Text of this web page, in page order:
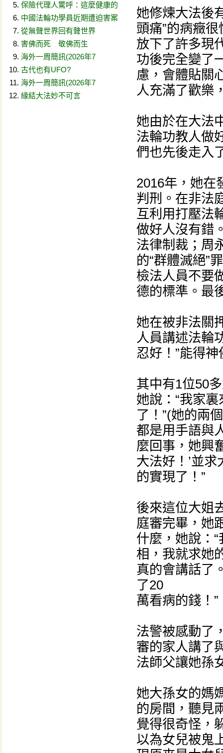
保險代理人驚呼：這麼健康的
中國法輪功學員近期遭迫害案
從無聲世界回有聲世界
害佛而死 敬佛而生
海外一周簡訊(2026年7
古代也有UFO?
海外一周簡訊(2026年7
緣結大法妙不可言
她修煉大法後
頭痛”的病癥
放下了許多現
功後完全變了
慮，會體貼關
人充滿了歡樂
她由於在大法
法輪功教人做
們也先後走入
2016年，她在
判刑。在非法
互利用打壓法
做好人沒有錯
法律制裁；周
的“群體滅絕”
檢法人員不要
德的標準。最
她在被非法關
人員講述法輪
忍好！”能得
其中有1位50
她說：“我家
了！”(她的兩
都是用手語與
麼回事，她興
大法好！’並
的實現了！”
後來這位大姐
庭審完畢，她
什麼，她說：
相，我就求她
真的會講話了
了20
萬看病的錢！”
法警被感動了
審的家人講了
法師父讓她孫
她大孫女的媽
的房間，聽見
覺得很奇怪，
以為女兒被鬼